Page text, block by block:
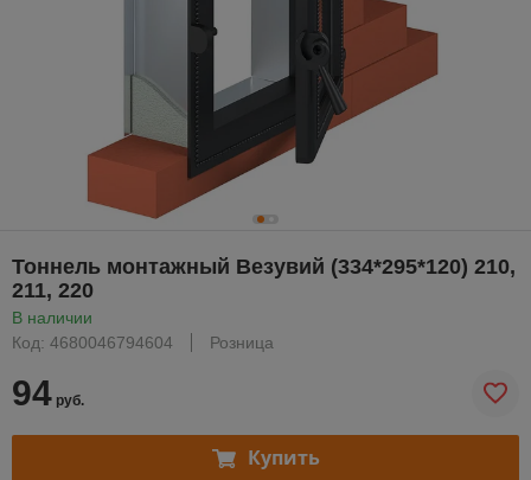
Тоннель монтажный Везувий (334*295*120) 210,
211, 220
В наличии
Код: 4680046794604
Розница
94 руб.
Купить